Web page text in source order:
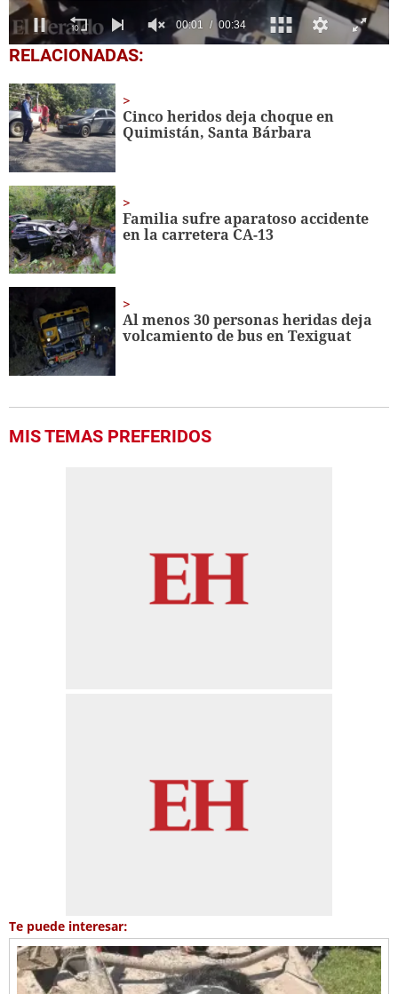
0
seconds
34
seconds
RELACIONADAS:
Cinco heridos deja choque en
Quimistán, Santa Bárbara
Familia sufre aparatoso accidente
en la carretera CA-13
Al menos 30 personas heridas deja
volcamiento de bus en Texiguat
MIS TEMAS PREFERIDOS
Te puede interesar: